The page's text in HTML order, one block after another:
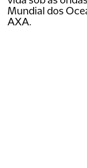
Mundial dos
AXA.